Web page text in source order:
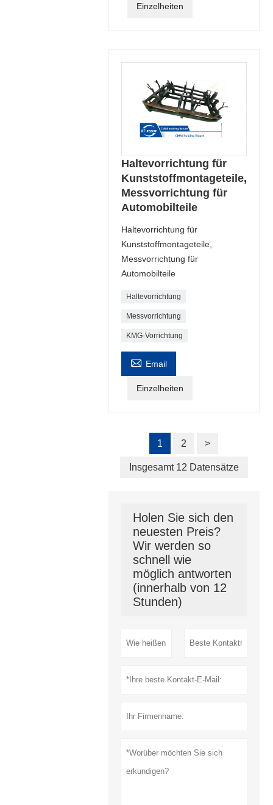
Einzelheiten
Haltevorrichtung für
Kunststoffmontageteile,
Messvorrichtung für
Automobilteile
Haltevorrichtung für
Kunststoffmontageteile,
Messvorrichtung für
Automobilteile
Haltevorrichtung
Messvorrichtung
KMG-Vorrichtung
 Email
Einzelheiten
1 2 >
Insgesamt 12 Datensätze
Holen Sie sich den
neuesten Preis?
Wir werden so
schnell wie
möglich antworten
(innerhalb von 12
Stunden)